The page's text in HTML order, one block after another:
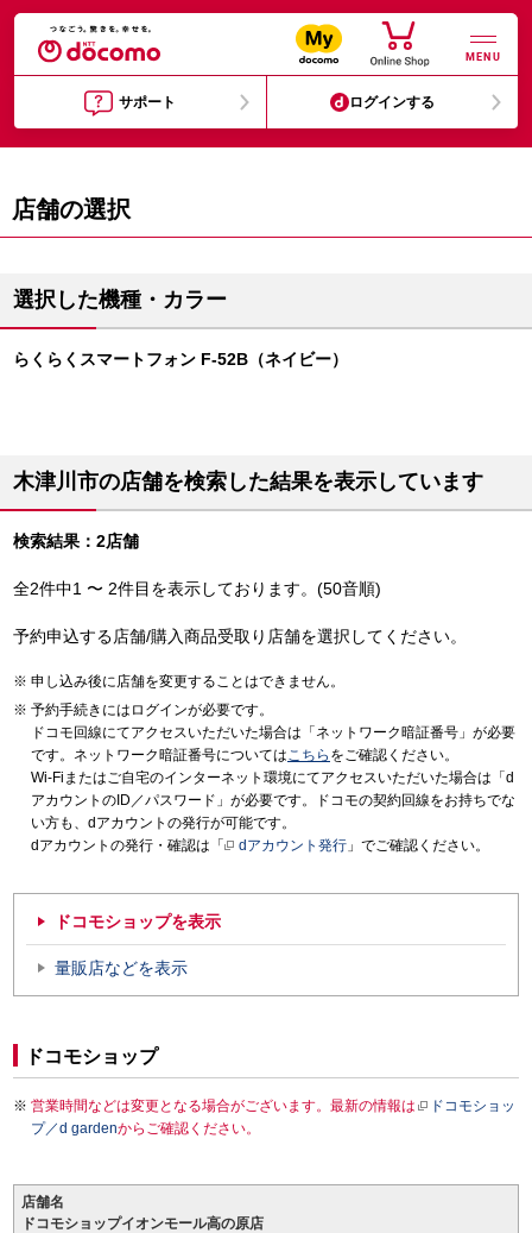
MENU
サポート ログインする
店舗の選択
選択した機種・カラー
らくらくスマートフォン F-52B（ネイビー）
木津川市の店舗を検索した結果を表示しています
検索結果：2店舗
全2件中1 〜 2件目を表示しております。(50音順)
予約申込する店舗/購入商品受取り店舗を選択してください。
申し込み後に店舗を変更することはできません。
予約手続きにはログインが必要です。
ドコモ回線にてアクセスいただいた場合は「ネットワーク暗証番号」が必要
です。ネットワーク暗証番号についてはこちら をご確認ください。
Wi-Fiまたはご自宅のインターネット環境にてアクセスいただいた場合は「d
アカウントのID／パスワード」が必要です。ドコモの契約回線をお持ちでな
い方も、dアカウントの発行が可能です。
dアカウントの発行・確認は「
dアカウント発行 」でご確認ください。
ドコモショップを表示
量販店などを表示
ドコモショップ
営業時間などは変更となる場合がございます。最新の情報は
ドコモショッ
プ／d gardenからご確認ください。
店舗名
ドコモショップイオンモール高の原店